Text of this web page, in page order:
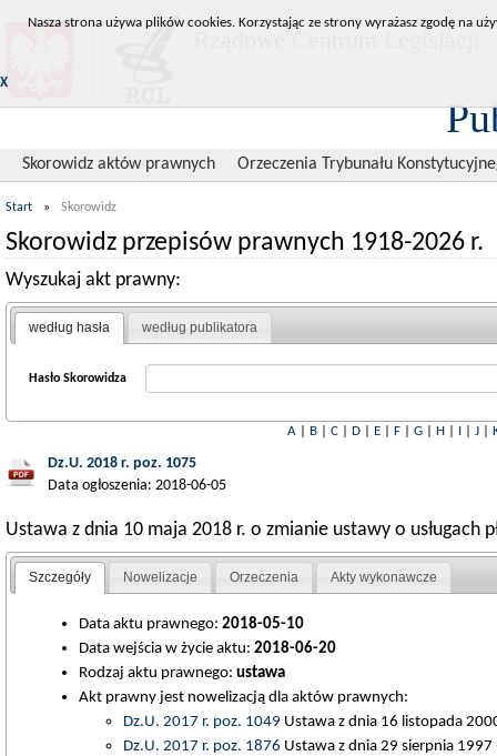
Skorowidz aktów prawnych Orzeczenia Trybunału
Start » Skorowidz
Skorowidz przepisów prawnych 1918-2026 r.
Wyszukaj akt prawny:
według hasła według publikatora
Hasło Skorowidza
A| B| C| D| E| F| G| H| I| J|
Dz.U. 2018 r. poz. 1075
Data ogłoszenia: 2018-06-05
Ustawa z dnia 10 maja 2018 r. o zmianie ustawy o usługach
Szczegóły Nowelizacje Orzeczenia Akty wykonawcze
Data aktu prawnego: 2018-05-10
Data wejścia w życie aktu: 2018-06-20
Rodzaj aktu prawnego: ustawa
Akt prawny jest nowelizacją dla aktów prawnych:
Dz.U. 2017 r. poz. 1049 Ustawa z dnia 16 listopada
Dz.U. 2017 r. poz. 1876 Ustawa z dnia 29 sierpnia
Nasza strona używa plików cookies. Korzystając ze strony wyrażasz zgodę na
X